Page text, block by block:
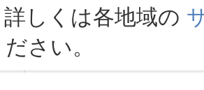
しくは各地域の
ださい。